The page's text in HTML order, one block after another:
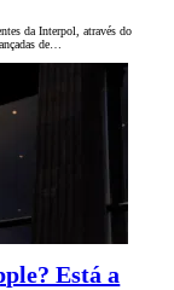
da Interpol, através do
de…
Está a